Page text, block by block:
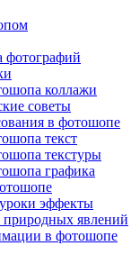
фотографий
коллажи
советы
в фотошопе
текст
текстуры
графика
эффекты
явлений
в фотошопе